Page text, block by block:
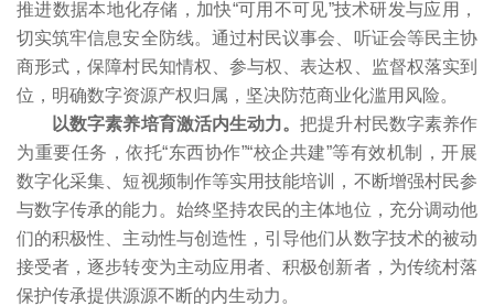
推进数据本地化存储，加快“可用不可见”技术研发与应用，
切实筑牢信息安全防线。通过村民议事会、听证会等民主协
商形式，保障村民知情权、参与权、表达权、监督权落实到
位，明确数字资源产权归属，坚决防范商业化滥用风险。
以数字素养培育激活内生动力。把提升村民数字素养作
为重要任务，依托“东西协作”“校企共建”等有效机制，开展
数字化采集、短视频制作等实用技能培训，不断增强村民参
与数字传承的能力。始终坚持农民的主体地位，充分调动他
们的积极性、主动性与创造性，引导他们从数字技术的被动
接受者，逐步转变为主动应用者、积极创新者，为传统村落
保护传承提供源源不断的内生动力。